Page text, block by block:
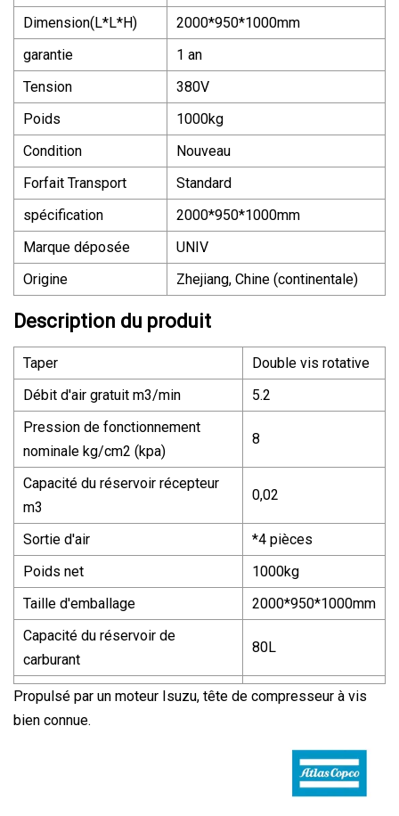
Dimension(L*L*H)
2000*950*1000mm
garantie
1 an
Tension
380V
Poids
1000kg
Condition
Nouveau
Forfait Transport
Standard
spécification
2000*950*1000mm
Marque déposée
UNIV
Origine
Zhejiang, Chine (continentale)
Description du produit
Taper
Double vis rotative
Débit d'air gratuit m3/min
5.2
Pression de fonctionnement
nominale kg/cm2 (kpa)
8
Capacité du réservoir récepteur
m3
0,02
Sortie d'air
*4 pièces
Poids net
1000kg
Taille d'emballage
2000*950*1000mm
Capacité du réservoir de
carburant
80L
Propulsé par un moteur Isuzu, tête de compresseur à vis
bien connue.